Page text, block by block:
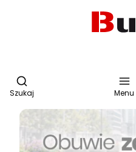
Otwórz wyszukiwarkę
Szukaj Menu